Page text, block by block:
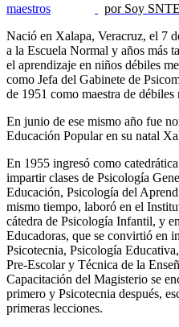
por Soy SNTE
Nació en Xalapa, Veracruz, el 7
a la Escuela Normal y años más
el aprendizaje en niños débiles
como Jefa del Gabinete de
de 1951 como maestra de
En junio de ese mismo año fue
Educación Popular en su natal
En 1955 ingresó como
impartir clases de Psicología
Educación, Psicología del
mismo tiempo, laboró en el
cátedra de Psicología Infantil, y
Educadoras, que se convirtió en
Psicotecnia, Psicología
Pre-Escolar y Técnica de la
Capacitación del Magisterio se
primero y Psicotecnia después,
primeras lecciones.